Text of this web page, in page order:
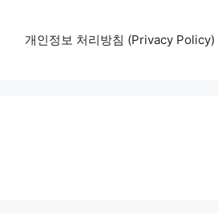
개인정보 처리방침 (Privacy Policy)